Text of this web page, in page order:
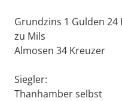
Grundzins 1 Gulden
zu Mils
Almosen 34 Kreuzer
Siegler:
Thanhamber selbst